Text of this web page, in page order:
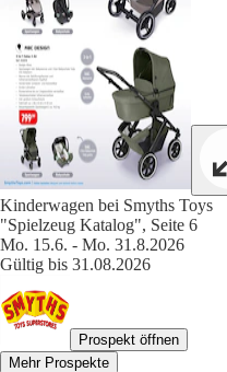
Kinderwagen bei Smyths Toys
"Spielzeug Katalog", Seite 6
Mo. 15.6. - Mo. 31.8.2026
Gültig bis 31.08.2026
Prospekt öffnen
Mehr Prospekte